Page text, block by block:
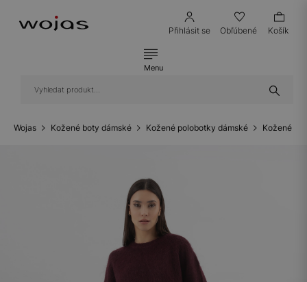
Přihlásit se Obľúbené Košík
Menu
Wojas Kožené boty dámské Kožené polobotky dámské Kožené